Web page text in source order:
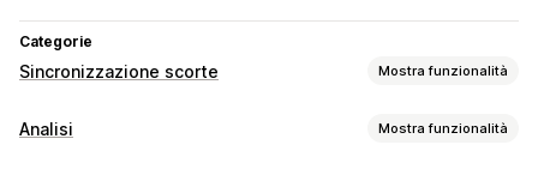
Categorie
Sincronizzazione scorte Mostra funzionalità
Tipo di sincronizzazione
Analisi Mostra funzionalità